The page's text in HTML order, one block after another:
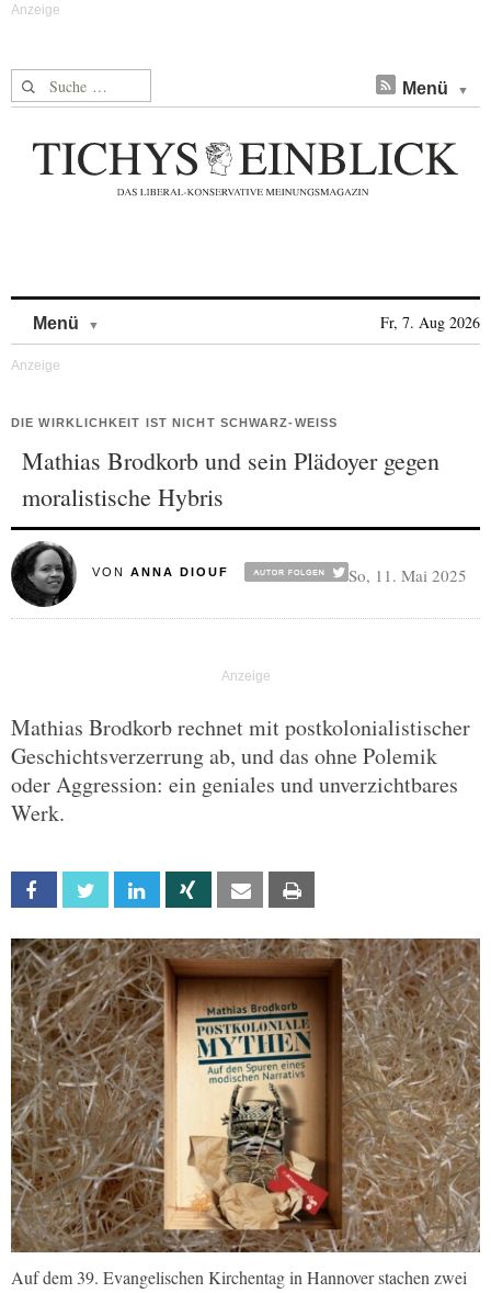
Suche nach: Menü
Menü Fr, 7. Aug 2026
DIE WIRKLICHKEIT IST NICHT SCHWARZ-WEISS
Mathias Brodkorb und sein Plädoyer gegen
moralistische Hybris
VON ANNA DIOUF So, 11. Mai 2025
Mathias Brodkorb rechnet mit postkolonialistischer
Geschichtsverzerrung ab, und das ohne Polemik
oder Aggression: ein geniales und unverzichtbares
Werk.
Facebook Twitter Linkedin Xing Email
Auf dem 39. Evangelischen Kirchentag in Hannover stachen zwei